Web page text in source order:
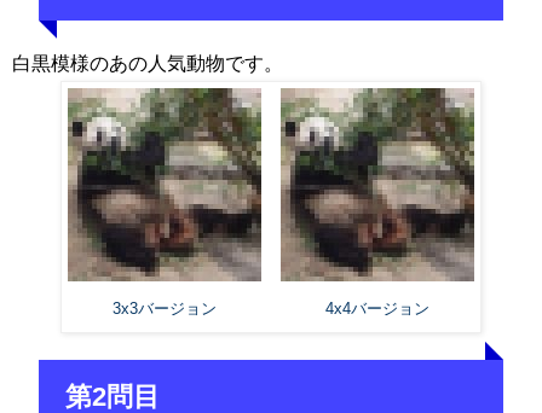
白黒模様のあの人気動物です。
3x3バージョン 4x4バージョン
第2問目